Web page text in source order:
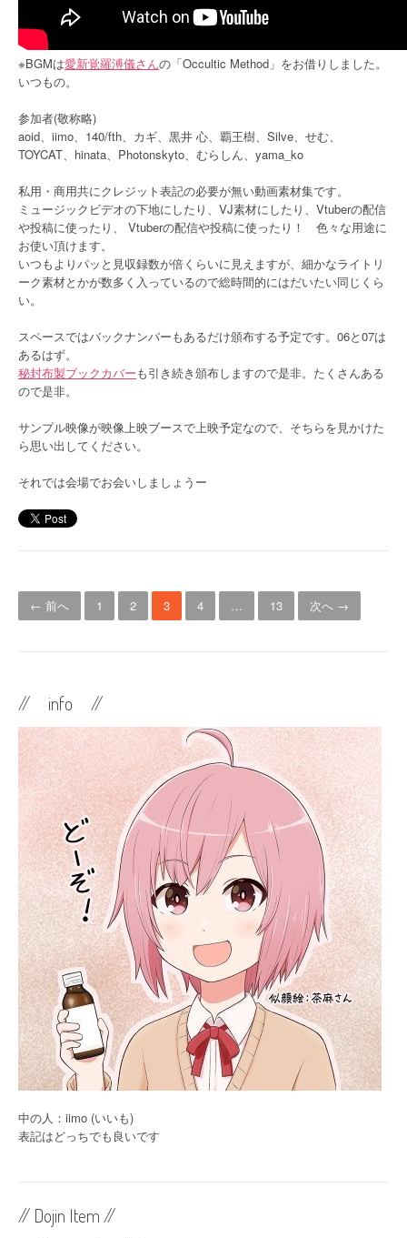
※BGMは愛新覚羅溥儀さんの「Occultic Method」をお借りしました。
いつもの。
参加者(敬称略)
aoid、iimo、140/fth、カギ、黒井 心、覇王樹、Silve、せむ、
TOYCAT、hinata、Photonskyto、むらしん、yama_ko
私用・商用共にクレジット表記の必要が無い動画素材集です。
ミュージックビデオの下地にしたり、VJ素材にしたり、Vtuberの配信
や投稿に使ったり、 Vtuberの配信や投稿に使ったり！ 色々な用途に
お使い頂けます。
いつもよりパッと見収録数が倍くらいに見えますが、細かなライトリ
ーク素材とかが数多く入っているので総時間的にはだいたい同じくら
い。
スペースではバックナンバーもあるだけ頒布する予定です。06と07は
あるはず。
秘封布製ブックカバーも引き続き頒布しますので是非。たくさんある
ので是非。
サンプル映像が映像上映ブースで上映予定なので、そちらを見かけた
ら思い出してください。
それでは会場でお会いしましょうー
投
稿
ビ
ゲ
ー
シ
ョ
ン
← 前へ 1 2 3 4 … 13 次へ →
// info //
中の人：iimo (いいも)
表記はどっちでも良いです
// Dojin Item //